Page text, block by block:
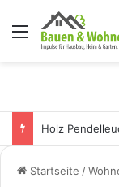
Menü
Startseite /